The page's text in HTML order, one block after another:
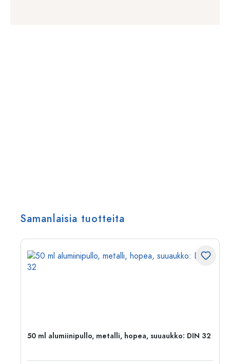
Samanlaisia tuotteita
50 ml alumiinipullo, metalli, hopea, suuaukko: DIN 32